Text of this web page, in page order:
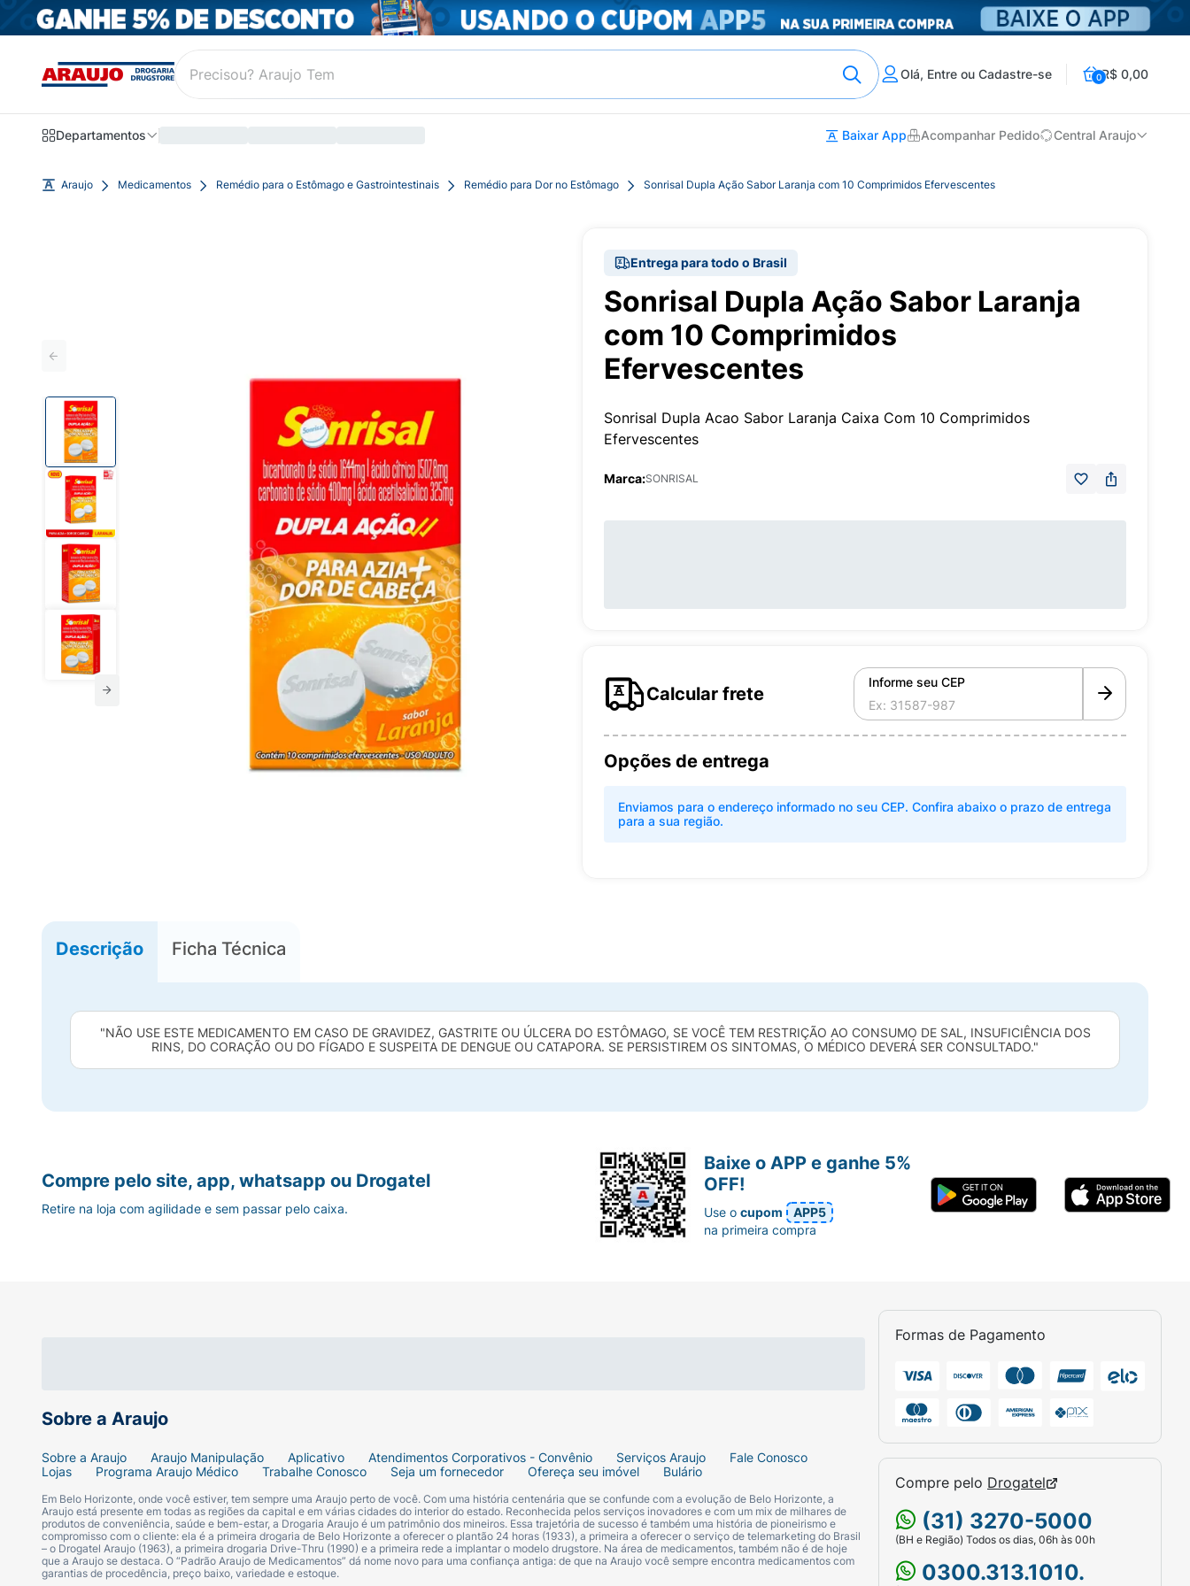
Olá, Entre ou Cadastre-se 0R$ 0,00
Departamentos Baixar App Acompanhar Pedido Central Araujo
Araujo Medicamentos Remédio para o Estômago e Gastrointestinais Remédio para Dor no Estômago Sonrisal Dupla Ação Sabor Laranja com 10 Comprimidos Efervescentes
Entrega para todo o Brasil
Sonrisal Dupla Ação Sabor Laranja
com 10 Comprimidos
Efervescentes
Sonrisal Dupla Acao Sabor Laranja Caixa Com 10 Comprimidos
Efervescentes
Marca:SONRISAL
Calcular frete
Informe seu CEP
Opções de entrega
Enviamos para o endereço informado no seu CEP. Confira abaixo o prazo de entrega
para a sua região.
Descrição Ficha Técnica
"NÃO USE ESTE MEDICAMENTO EM CASO DE GRAVIDEZ, GASTRITE OU ÚLCERA DO ESTÔMAGO, SE VOCÊ TEM RESTRIÇÃO AO CONSUMO DE SAL, INSUFICIÊNCIA DOS
RINS, DO CORAÇÃO OU DO FÍGADO E SUSPEITA DE DENGUE OU CATAPORA. SE PERSISTIREM OS SINTOMAS, O MÉDICO DEVERÁ SER CONSULTADO."
Sobre a Araujo
Sobre a Araujo Araujo Manipulação Aplicativo Atendimentos Corporativos - Convênio Serviços Araujo
Fale Conosco
Lojas
Programa Araujo Médico Trabalhe Conosco Seja um fornecedor Ofereça seu imóvel Bulário
Em Belo Horizonte, onde você estiver, tem sempre uma Araujo perto de você. Com uma história centenária que se confunde com a evolução de Belo Horizonte, a
Araujo está presente em todas as regiões da capital e em várias cidades do interior do estado. Reconhecida pelos serviços inovadores e com um mix de milhares de
produtos de conveniência, saúde e bem-estar, a Drogaria Araujo é um patrimônio dos mineiros. Essa trajetória de sucesso é também uma história de pioneirismo e
compromisso com o cliente: ela é a primeira drogaria de Belo Horizonte a oferecer o plantão 24 horas (1933), a primeira a oferecer o serviço de telemarketing do Brasil
– o Drogatel Araujo (1963), a primeira drogaria Drive-Thru (1990) e a primeira rede a implantar o modelo drugstore. Na área de medicamentos, também não é de hoje
que a Araujo se destaca. O “Padrão Araujo de Medicamentos” dá nome novo para uma confiança antiga: de que na Araujo você sempre encontra medicamentos com
garantias de procedência, preço baixo, variedade e estoque.
Formas de Pagamento
Compre pelo Drogatel
(31) 3270-5000
(BH e Região) Todos os dias, 06h às 00h
0300.313.1010.
Compre pelo site, app, whatsapp ou Drogatel
Retire na loja com agilidade e sem passar pelo caixa.
Baixe o APP e ganhe 5%
OFF!
Use ocupom
APP5
na primeira compra